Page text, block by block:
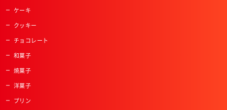
ケーキ
クッキー
チョコレート
和菓子
焼菓子
洋菓子
プリン